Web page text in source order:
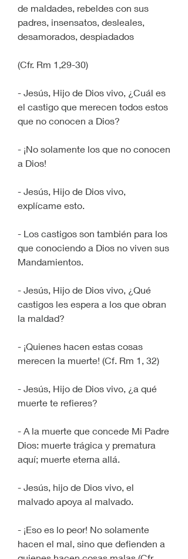
de maldades, rebeldes con sus
padres, insensatos, desleales,
desamorados, despiadados
(Cfr. Rm 1,29-30)
- Jesús, Hijo de Dios vivo, ¿Cuál es
el castigo que merecen todos estos
que no conocen a Dios?
- ¡No solamente los que no conocen
a Dios!
- Jesús, Hijo de Dios vivo,
explícame esto.
- Los castigos son también para los
que conociendo a Dios no viven sus
Mandamientos.
- Jesús, Hijo de Dios vivo, ¿Qué
castigos les espera a los que obran
la maldad?
- ¡Quienes hacen estas cosas
merecen la muerte! (Cf. Rm 1, 32)
- Jesús, Hijo de Dios vivo, ¿a qué
muerte te refieres?
- A la muerte que concede Mi Padre
Dios: muerte trágica y prematura
aquí; muerte eterna allá.
- Jesús, hijo de Dios vivo, el
malvado apoya al malvado.
- ¡Eso es lo peor! No solamente
hacen el mal, sino que defienden a